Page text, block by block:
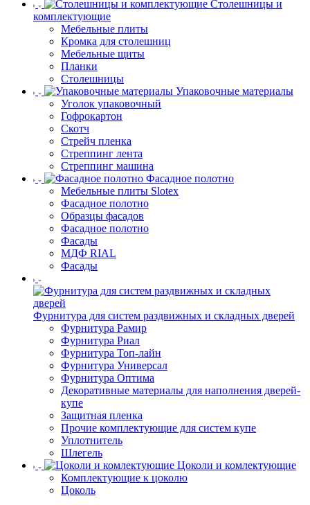
Столешницы и
комплектующие
Мебельные плиты
Кромка для столешниц
Мебельные щиты
Планки
Столешницы
Упаковочные материалы
Уголок упаковочный
Гофрокартон
Скотч
Стрейч пленка
Стреппинг лента
Стреппинг машина
Фасадное полотно
Мебельные плиты Slotex
Фасадное полотно
Образцы фасадов
Фасадное полотно
Фасады
МДФ RIAL
Фасады
Фурнитура для систем раздвижных и складных дверей
Фурнитура Рамир
Фурнитура Риал
Фурнитура Топ-лайн
Фурнитура Универсал
Фурнитура Оптима
Декоративные материалы для наполнения дверей-
купе
Защитная пленка
Прочие комплектующие для систем купе
Уплотнитель
Шлегель
Цоколи и комлектующие
Комплектующие к цоколю
Цоколь